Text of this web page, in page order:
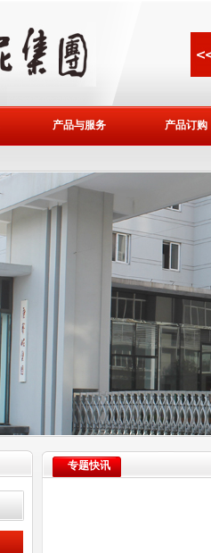
产品与服务 产品订购
专题快讯